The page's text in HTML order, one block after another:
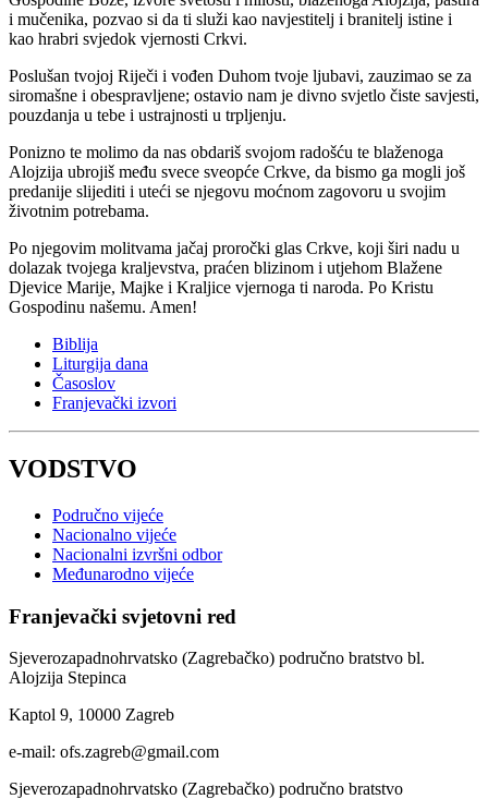
i mučenika, pozvao si da ti služi kao navjestitelj i branitelj istine i
kao hrabri svjedok vjernosti Crkvi.
Poslušan tvojoj Riječi i vođen Duhom tvoje ljubavi, zauzimao se za
siromašne i obespravljene; ostavio nam je divno svjetlo čiste savjesti,
pouzdanja u tebe i ustrajnosti u trpljenju.
Ponizno te molimo da nas obdariš svojom radošću te blaženoga
Alojzija ubrojiš među svece sveopće Crkve, da bismo ga mogli još
predanije slijediti i uteći se njegovu moćnom zagovoru u svojim
životnim potrebama.
Po njegovim molitvama jačaj proročki glas Crkve, koji širi nadu u
dolazak tvojega kraljevstva, praćen blizinom i utjehom Blažene
Djevice Marije, Majke i Kraljice vjernoga ti naroda. Po Kristu
Gospodinu našemu. Amen!
Biblija
Liturgija dana
Časoslov
Franjevački izvori
VODSTVO
Područno vijeće
Nacionalno vijeće
Nacionalni izvršni odbor
Međunarodno vijeće
Franjevački svjetovni red
Sjeverozapadnohrvatsko (Zagrebačko) područno bratstvo bl.
Alojzija Stepinca
Kaptol 9, 10000 Zagreb
e-mail: ofs.zagreb@gmail.com
Sjeverozapadnohrvatsko (Zagrebačko) područno bratstvo